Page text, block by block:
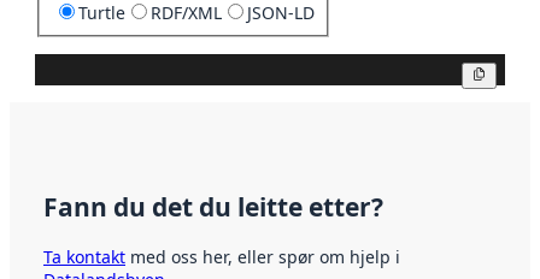
Turtle RDF/XML JSON-LD
Fann du det du leitte etter?
Ta kontakt med oss her, eller spør om hjelp i